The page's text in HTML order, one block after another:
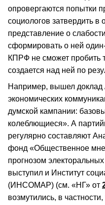
опровергаются попытки
социологов затвердить
представление о
сформировать о ней
КПРФ не сможет пробить
создается над ней по
Например, вышел доклад
экономических
думской кампании:
колеблющиеся». А
регулярно составляют
фонд «Общественное
прогнозом
выступил и Институт
(ИНСОМАР) (см. «НГ» от
возмутились, в